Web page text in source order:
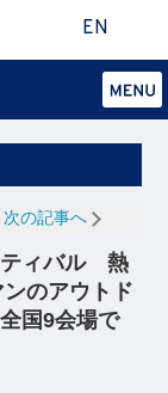
EN
次の記事へ
ティバル 熱
ンのアウトド
国9会場で